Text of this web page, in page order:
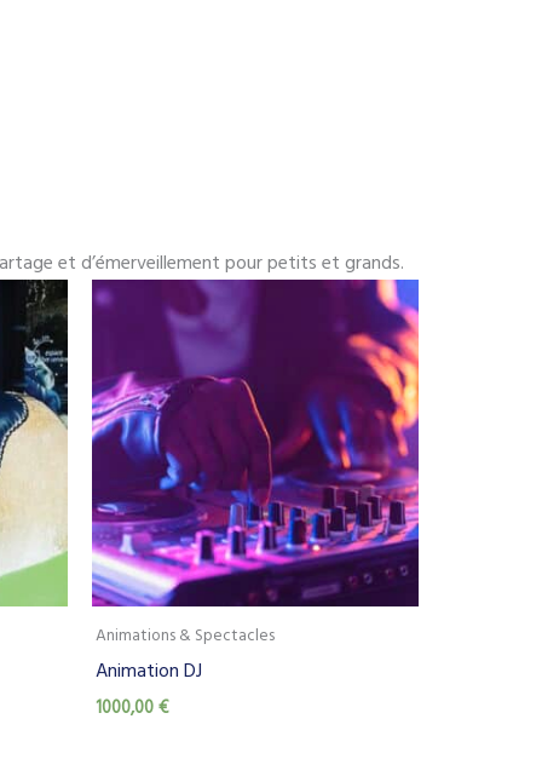
et d’émerveillement pour petits et grands.
Animations & Spectacles
Animation DJ
1000,00€